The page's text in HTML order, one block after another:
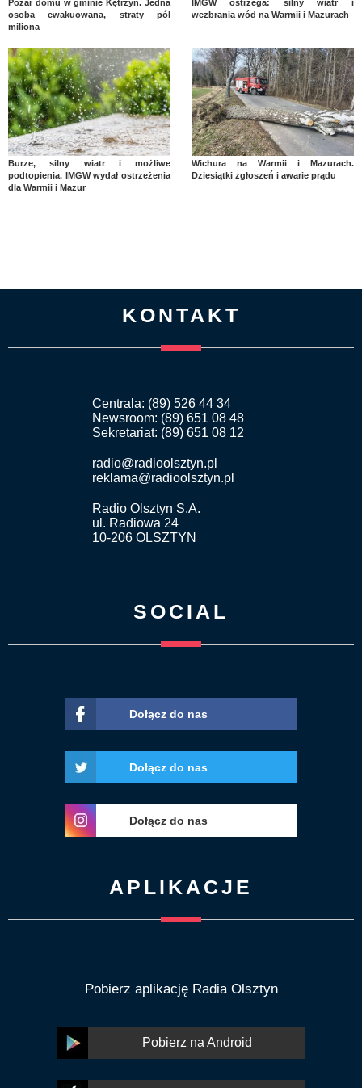
Pożar domu w gminie Kętrzyn. Jedna
osoba ewakuowana, straty pół
miliona
IMGW ostrzega: silny wiatr i
wezbrania wód na Warmii i Mazurach
Burze, silny wiatr i możliwe
podtopienia. IMGW wydał ostrzeżenia
dla Warmii i Mazur
Wichura na Warmii i Mazurach.
Dziesiątki zgłoszeń i awarie prądu
KONTAKT
Centrala: (89) 526 44 34
Newsroom: (89) 651 08 48
Sekretariat: (89) 651 08 12
radio@radioolsztyn.pl
reklama@radioolsztyn.pl
Radio Olsztyn S.A.
ul. Radiowa 24
10-206 OLSZTYN
SOCIAL
Dołącz do nas
Dołącz do nas
Dołącz do nas
APLIKACJE
Pobierz aplikację Radia Olsztyn
Pobierz na Android